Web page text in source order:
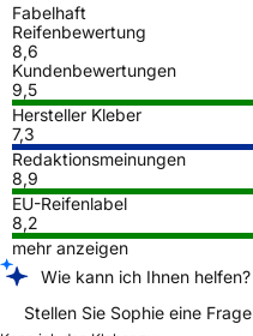
Fabelhaft
Reifenbewertung
8,6
Kundenbewertungen
9,5
Hersteller Kleber
7,3
Redaktionsmeinungen
8,9
EU-Reifenlabel
8,2
mehr anzeigen
Wie kann ich Ihnen helfen?
Stellen Sie Sophie eine Frage